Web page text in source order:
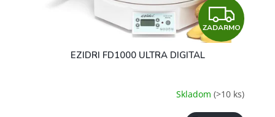
Z
A
A
ZADARMO
EZIDRI FD1000 ULTRA DIGITAL
Skladom (>10 ks)